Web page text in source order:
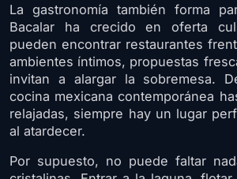
La gastronomía también forma
Bacalar ha crecido en oferta
pueden encontrar restaurantes
ambientes íntimos, propuestas
invitan a alargar la sobremesa.
cocina mexicana contemporánea
relajadas, siempre hay un lugar
al atardecer.
Por supuesto, no puede faltar